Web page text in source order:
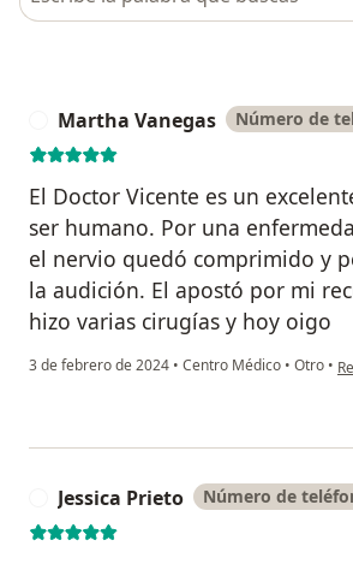
Martha Vanegas Número de
El Doctor Vicente es un
ser humano. Por una
el nervio quedó comprimido y
la audición. El apostó por mi
hizo varias cirugías y hoy oigo
3 de febrero de 2024 • Centro Médico • Otro •
Jessica Prieto Número de